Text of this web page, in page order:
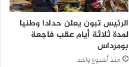
الرئيس تبون يعلن حدادا وطنيا
لمدة ثلاثة أيام عقب فاجعة
بومرداس
منذ أسبوع واحد